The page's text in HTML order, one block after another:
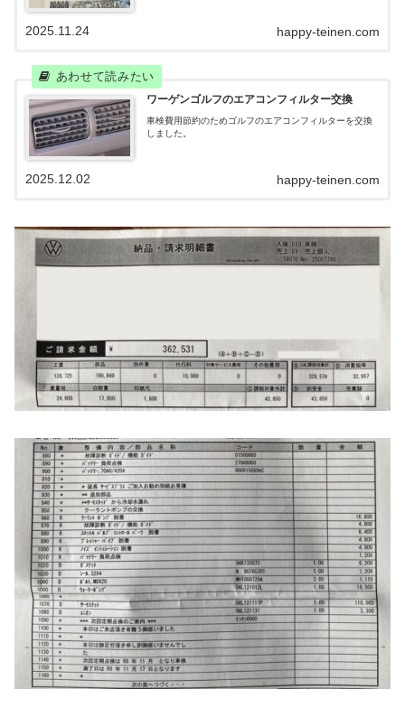
happy-teinen.com
2025.11.24
ワーゲンゴルフのエアコンフィルター交換
車検費用節約のためゴルフのエアコンフィルターを交換
しました。
happy-teinen.com
2025.12.02